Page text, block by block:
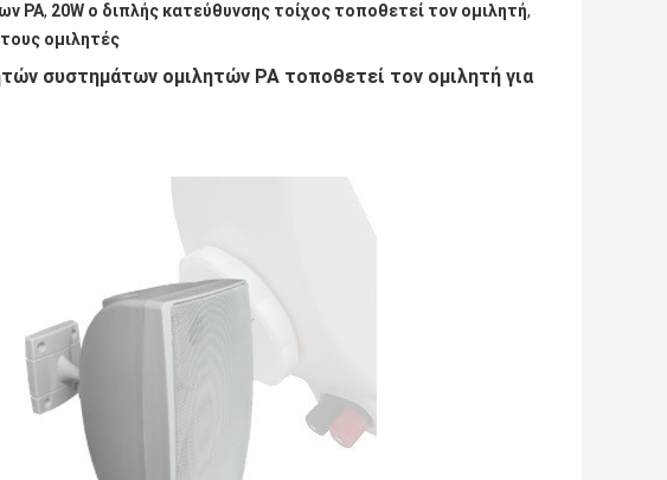
PA, 20W ο διπλής κατεύθυνσης τοίχος τοποθετεί τον ομιλητή,
ομιλητές
συστημάτων ομιλητών PA τοποθετεί τον ομιλητή για